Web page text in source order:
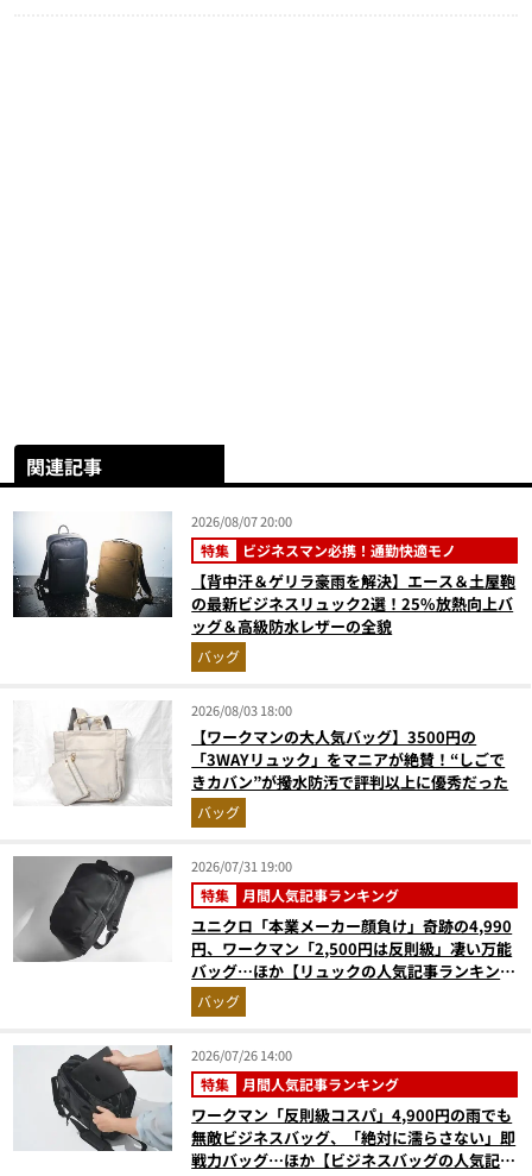
関連記事
2026/08/07 20:00
特集 ビジネスマン必携！通勤快適モノ
【背中汗＆ゲリラ豪雨を解決】エース＆土屋鞄
の最新ビジネスリュック2選！25%放熱向上バ
ッグ＆高級防水レザーの全貌
バッグ
2026/08/03 18:00
【ワークマンの大人気バッグ】3500円の
「3WAYリュック」をマニアが絶賛！“しごで
きカバン”が撥水防汚で評判以上に優秀だった
バッグ
2026/07/31 19:00
特集 月間人気記事ランキング
ユニクロ「本業メーカー顔負け」奇跡の4,990
円、ワークマン「2,500円は反則級」凄い万能
バッグ…ほか【リュックの人気記事ランキング
ベスト3】（2026年6月版）
バッグ
2026/07/26 14:00
特集 月間人気記事ランキング
ワークマン「反則級コスパ」4,900円の雨でも
無敵ビジネスバッグ、「絶対に濡らさない」即
戦力バッグ…ほか【ビジネスバッグの人気記事